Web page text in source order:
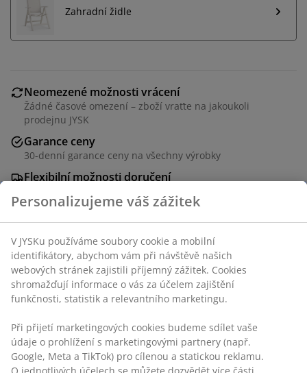
Zahradní židle
Neomezené možnosti vrácení
Žádné časové omezení – zboží vraťte na jakoukoli
prodejnu JYSK
Garance ceny
30-denní garance ceny na všechny výrobky
Flexibilní možnosti doručení
Zahradní polstr na polohovací křeslo. Náplň z
polyesterového vlákna (72 % recyklováno). 49x117x6
cm
Skladová položka: 3725082
Personalizujeme váš zážitek
V JYSKu používáme soubory cookie a mobilní
identifikátory, abychom vám při návštěvě našich
webových stránek zajistili příjemný zážitek. Cookies
shromažďují informace o vás za účelem zajištění
funkčnosti, statistik a relevantního marketingu.
Při přijetí marketingových cookies budeme sdílet vaše
údaje o prohlížení s marketingovými partnery (např.
Google, Meta a TikTok) pro cílenou a statickou reklamu.